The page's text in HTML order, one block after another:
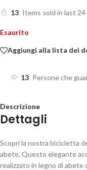
13 Items sold in last 24
Esaurito
Aggiungi alla lista dei
13 Persone che
Descrizione
Dettagli
Scopri la nostra bicicletta
abete. Questo elegante
realizzato in legno di